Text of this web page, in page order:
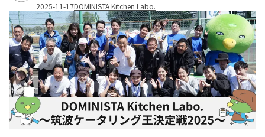
2025-11-17DOMINISTA Kitchen Labo.